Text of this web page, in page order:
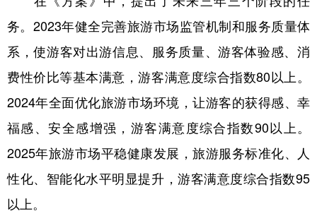
公益 一带一路 亚太网 上市公司
文化产业
北京 天津 河北 山西
辽宁 吉林 上海 江苏
务。2023年健全完善旅游市场监管机制和服务质量体
系，使游客对出游信息、服务质量、游客体验感、消
费性价比等基本满意，游客满意度综合指数80以上。
2024年全面优化旅游市场环境，让游客的获得感、幸
福感、安全感增强，游客满意度综合指数90以上。
2025年旅游市场平稳健康发展，旅游服务标准化、人
性化、智能化水平明显提升，游客满意度综合指数95
以上。